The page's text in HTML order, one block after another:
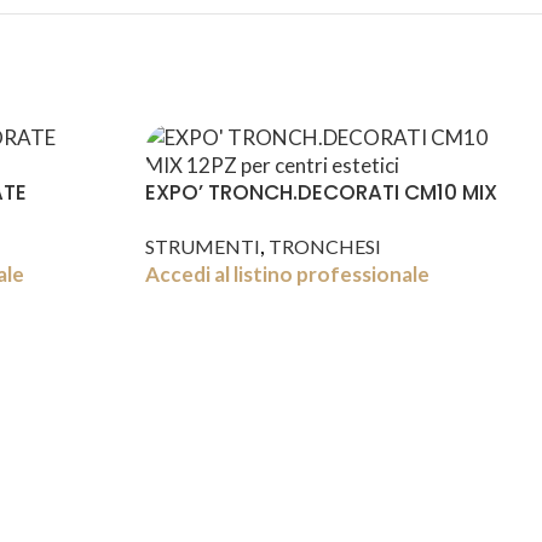
EXPO’ TRONCH.DECORATI CM10 MIX
STRUMENTI, TRONCHESI
Accedi al listino professionale